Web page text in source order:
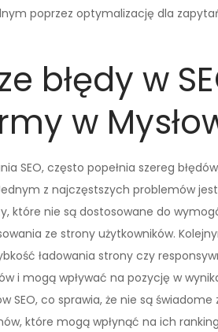
poprzez optymalizację dla
błędy w
w
SEO, często popełnia szereg
z najczęstszych problemów
które nie są dostosowane do
ze strony użytkowników.
ładowania strony czy
i mogą wpływać na pozycję w
co sprawia, że nie są świadome
które mogą wpłynąć na ich